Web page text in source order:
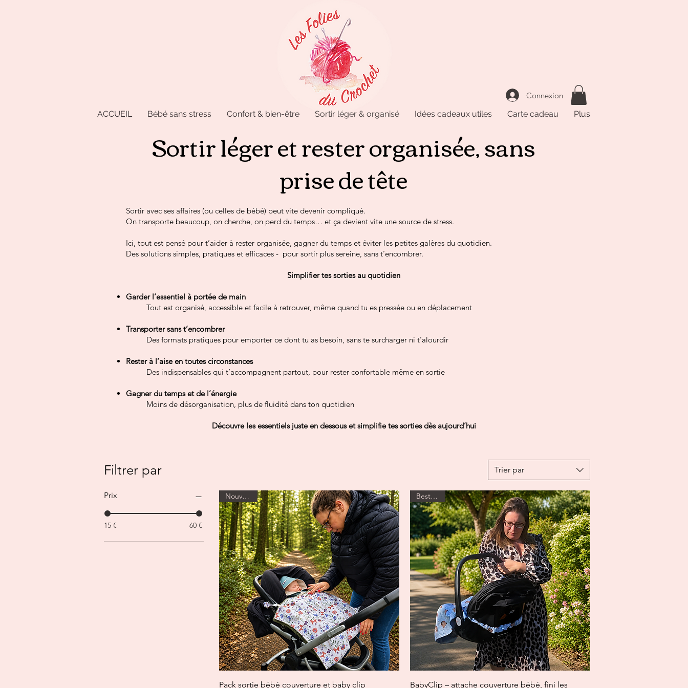
Connexion
ACCUEIL
Bébé sans stress Confort & bien-être Sortir léger & organisé Idées cadeaux utiles Carte cadeau Plus
Sortir léger et rester organisée, sans
prise de tête
Sortir avec ses affaires (ou celles de bébé) peut vite devenir compliqué.
On transporte beaucoup, on cherche, on perd du temps… et ça devient vite une source de stress.
Ici, tout est pensé pour t’aider à rester organisée, gagner du temps et éviter les petites galères du quotidien.
Des solutions simples, pratiques et efficaces - pour sortir plus sereine, sans t’encombrer.
Simplifier tes sorties au quotidien
Garder l’essentiel à portée de main
Tout est organisé, accessible et facile à retrouver, même quand tu es pressée ou en déplacement
Transporter sans t’encombrer
Des formats pratiques pour emporter ce dont tu as besoin, sans te surcharger ni t’alourdir
Rester à l’aise en toutes circonstances
Des indispensables qui t’accompagnent partout, pour rester confortable même en sortie
Gagner du temps et de l’énergie
Moins de désorganisation, plus de fluidité dans ton quotidien
Découvre les essentiels juste en dessous et simplifie tes sorties dès aujourd’hui
Filtrer par
Prix
15 € 60 €
Trier par
Aperçu rapide
Nouveauté
Pack sortie bébé couverture et baby clip
Aperçu rapide
BestSeller
BabyClip – attache couverture bébé, fini les